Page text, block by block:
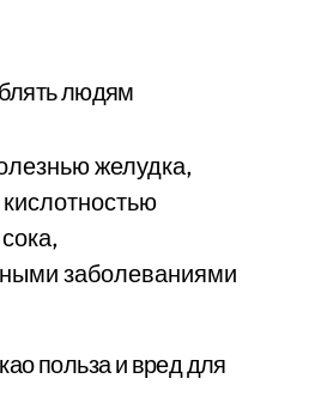
людям
желудка,
заболеваниями
польза и вред для